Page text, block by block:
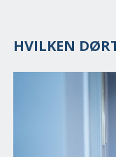
HVILKEN